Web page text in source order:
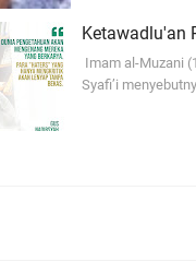
Ketawadlu'an
Imam al-Muzani
Syafi’i